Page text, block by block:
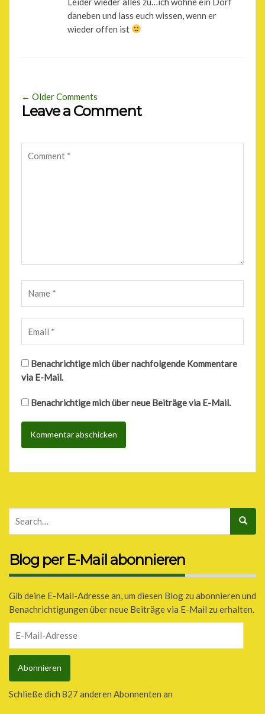
daneben und lass euch wissen, wenn er
wieder offen ist
← Older Comments
Leave a Comment
Benachrichtige mich über nachfolgende Kommentare
via E-Mail.
Benachrichtige mich über neue Beiträge via E-Mail.
Blog per E-Mail abonnieren
Gib deine E-Mail-Adresse an, um diesen Blog zu abonnieren und
Benachrichtigungen über neue Beiträge via E-Mail zu erhalten.
Mail-
Adresse
Abonnieren
Schließe dich 827 anderen Abonnenten an